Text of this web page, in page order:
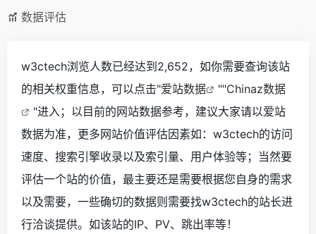
数据评估
w3ctech浏览人数已经达到2,652，如你需要查询该站
的相关权重信息，可以点击"爱站数据 ""Chinaz数据
"进入；以目前的网站数据参考，建议大家请以爱站
数据为准，更多网站价值评估因素如：w3ctech的访问
速度、搜索引擎收录以及索引量、用户体验等；当然要
评估一个站的价值，最主要还是需要根据您自身的需求
以及需要，一些确切的数据则需要找w3ctech的站长进
行洽谈提供。如该站的IP、PV、跳出率等！